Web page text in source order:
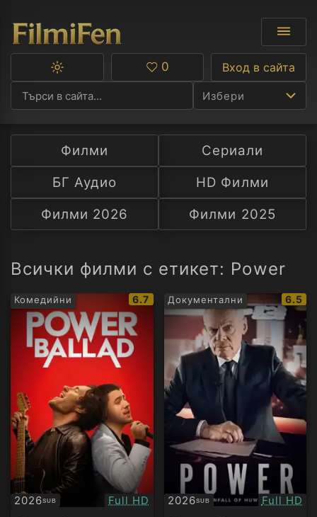
Избери
Ф
С
А
Превключване
тъмна
тема
Любими
0 Вход в сайта
Филми
Сериали
БГ Аудио
HD Филми
Филми 2026
Филми 2025
Всички филми с етикет: Power
Комедийни
IMDb
рейтинг:
6.7
2026SUB
Субтитри Качество:
Full HD
Документални
IMDb
6.5
2026SUB
Субтитри Full HD